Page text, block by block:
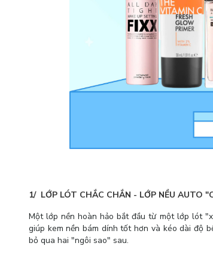
1/ LỚP LÓT CHẮC CHẮN - LỚP NỀU AUTO
Một lớp nền hoàn hảo bắt đầu từ một lớp lót
giúp kem nền bám dính tốt hơn và kéo dài độ
bỏ qua hai "ngôi sao" sau.